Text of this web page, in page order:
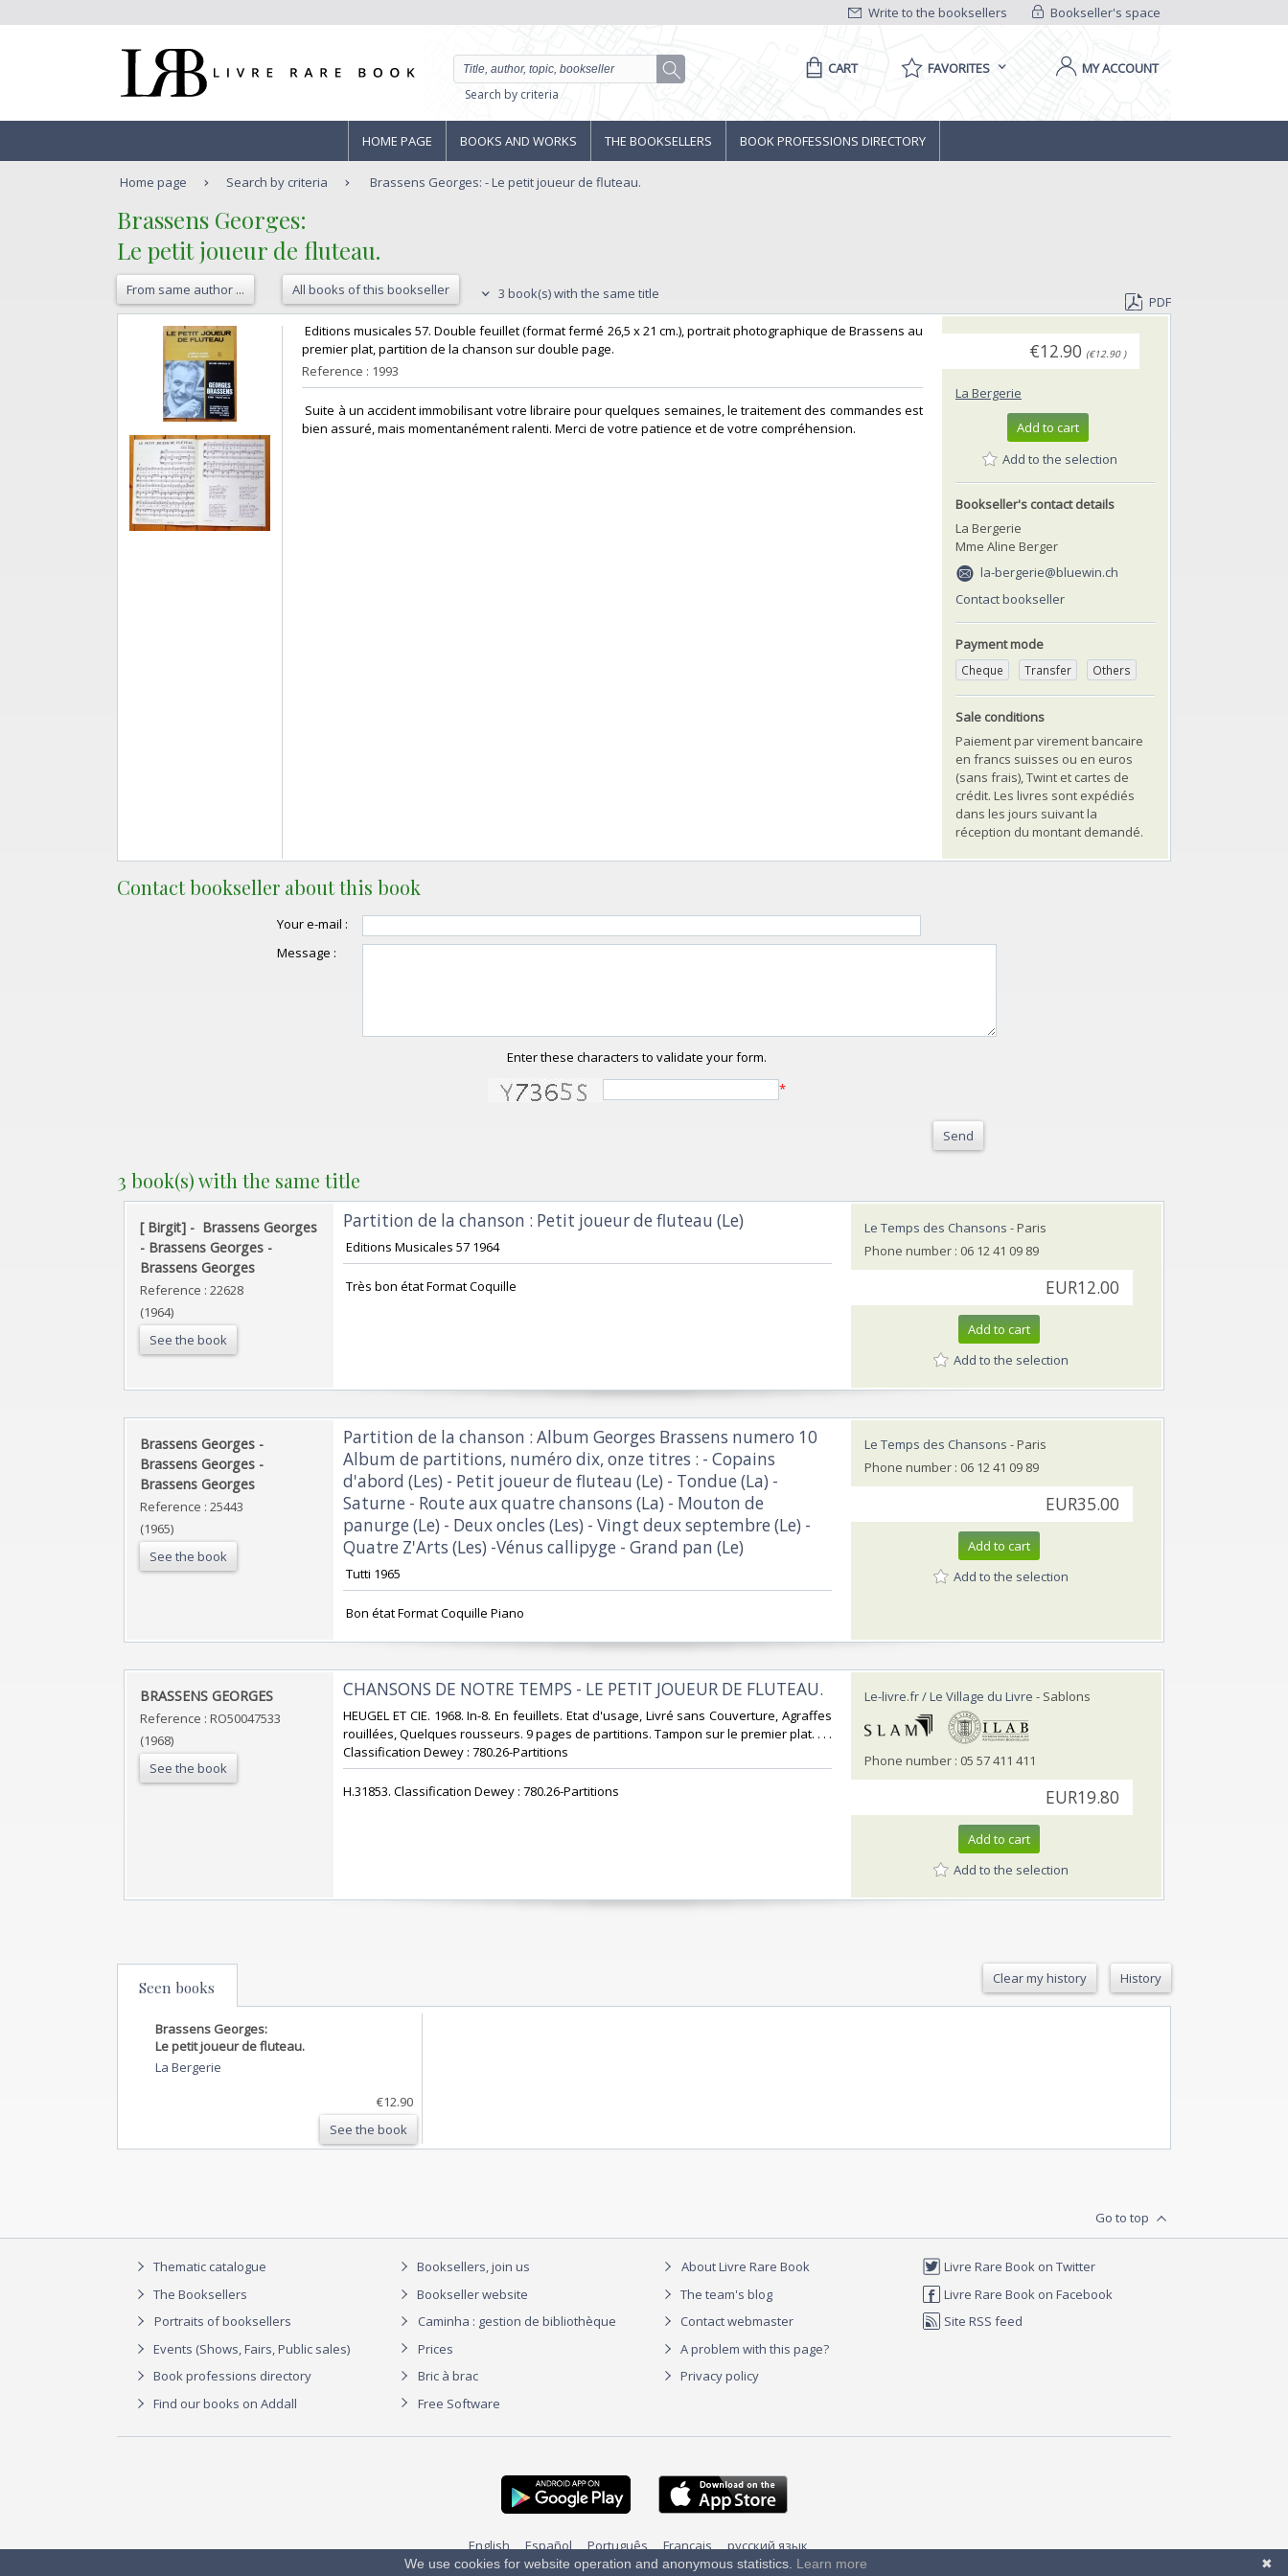
Bookseller's space
Write to the booksellers
Search by criteria
CART FAVORITES MY ACCOUNT
HOME PAGE BOOKS AND WORKS THE BOOKSELLERS BOOK PROFESSIONS DIRECTORY
Home page Search by criteria Brassens Georges: - Le petit joueur de fluteau.
‎Brassens Georges: ‎
‎Le petit joueur de fluteau. ‎
From same author ... All books of this bookseller 3 book(s) with the same title
PDF
‎ Editions musicales 57. Double feuillet (format fermé 26,5 x 21 cm.), portrait photographique de Brassens au
premier plat, partition de la chanson sur double page. ‎
Reference : 1993
‎ Suite à un accident immobilisant votre libraire pour quelques semaines, le traitement des commandes est
bien assuré, mais momentanément ralenti. Merci de votre patience et de votre compréhension.‎
€12.90 (€12.90 )
La Bergerie
Add to cart
Add to the selection
Bookseller's contact details
La Bergerie
Mme Aline Berger
la-bergerie@bluewin.ch
Contact bookseller
Payment mode
Cheque Transfer Others
Sale conditions
Paiement par virement bancaire
en francs suisses ou en euros
(sans frais), Twint et cartes de
crédit. Les livres sont expédiés
dans les jours suivant la
réception du montant demandé.
Contact bookseller about this book
Your e-mail :
Message :
Enter these characters to validate your form.
*
Send
3 book(s) with the same title
‎[ Birgit] - ‎ ‎Brassens Georges
- Brassens Georges -
Brassens Georges‎
Reference : 22628
(1964)
See the book
‎Partition de la chanson : Petit joueur de fluteau (Le) ‎
‎ Editions Musicales 57 1964‎
‎ Très bon état Format Coquille ‎
Le Temps des Chansons - Paris
Phone number : 06 12 41 09 89
EUR12.00
Add to cart
Add to the selection
‎Brassens Georges -
Brassens Georges -
Brassens Georges‎
Reference : 25443
(1965)
See the book
‎Partition de la chanson : Album Georges Brassens numero 10
Album de partitions, numéro dix, onze titres : - Copains
d'abord (Les) - Petit joueur de fluteau (Le) - Tondue (La) -
Saturne - Route aux quatre chansons (La) - Mouton de
panurge (Le) - Deux oncles (Les) - Vingt deux septembre (Le) -
Quatre Z'Arts (Les) -Vénus callipyge - Grand pan (Le) ‎
‎ Tutti 1965‎
‎ Bon état Format Coquille Piano ‎
Le Temps des Chansons - Paris
Phone number : 06 12 41 09 89
EUR35.00
Add to cart
Add to the selection
‎BRASSENS GEORGES‎
Reference : RO50047533
(1968)
See the book
‎CHANSONS DE NOTRE TEMPS - LE PETIT JOUEUR DE FLUTEAU.‎
‎HEUGEL ET CIE. 1968. In-8. En feuillets. Etat d'usage, Livré sans Couverture, Agraffes
rouillées, Quelques rousseurs. 9 pages de partitions. Tampon sur le premier plat. . . .
Classification Dewey : 780.26-Partitions‎
‎H.31853. Classification Dewey : 780.26-Partitions‎
Le-livre.fr / Le Village du Livre - Sablons
Phone number : 05 57 411 411
EUR19.80
Add to cart
Add to the selection
Seen books Clear my history History
Brassens Georges:
Le petit joueur de fluteau.
La Bergerie
€12.90
See the book
Go to top
Thematic catalogue
The Booksellers
Portraits of booksellers
Events (Shows, Fairs, Public sales)
Book professions directory
Find our books on Addall
Booksellers, join us
Bookseller website
Caminha : gestion de bibliothèque
Prices
Bric à brac
Free Software
About Livre Rare Book
The team's blog
Contact webmaster
A problem with this page?
Privacy policy
Livre Rare Book on Twitter
Livre Rare Book on Facebook
Site RSS feed
English Español Português Français русский язык
✖
We use cookies for website operation and anonymous statistics. Learn more